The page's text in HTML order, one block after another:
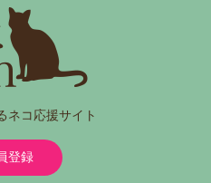
ネコ応援サイト
登録